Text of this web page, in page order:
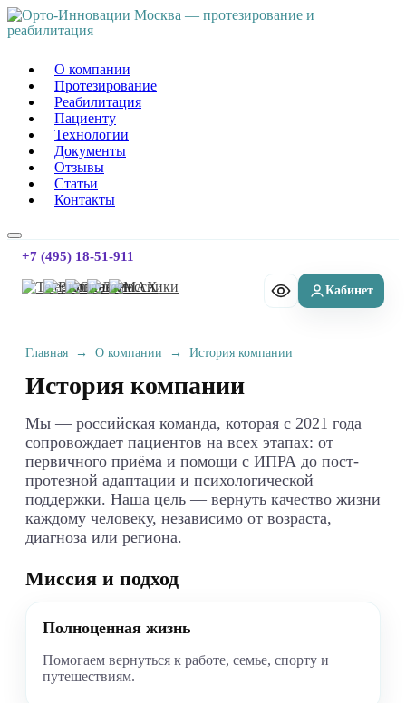
Орто-Инновации Москва
О компании
Протезирование
Реабилитация
Пациенту
Технологии
Документы
Отзывы
Статьи
Контакты
+7 (495) 18-51-911
Главная → О компании → История компании
История компании
Мы — российская команда, которая с 2021 года
сопровождает пациентов на всех этапах: от
первичного приёма и помощи с ИПРА до пост-
протезной адаптации и психологической
поддержки. Наша цель — вернуть качество жизни
каждому человеку, независимо от возраста,
диагноза или региона.
Миссия и подход
Полноценная жизнь
Помогаем вернуться к работе, семье, спорту и
путешествиям.